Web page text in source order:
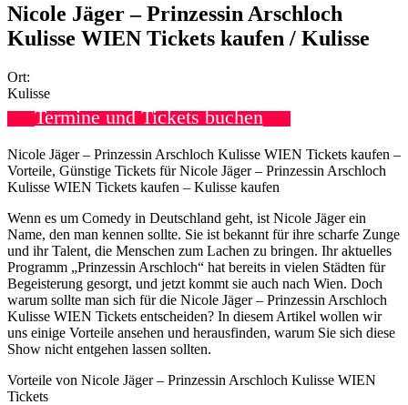
Nicole Jäger – Prinzessin Arschloch
Kulisse WIEN Tickets kaufen / Kulisse
Ort:
Kulisse
Termine und Tickets buchen
Nicole Jäger – Prinzessin Arschloch Kulisse WIEN Tickets kaufen –
Vorteile, Günstige Tickets für Nicole Jäger – Prinzessin Arschloch
Kulisse WIEN Tickets kaufen – Kulisse kaufen
Wenn es um Comedy in Deutschland geht, ist Nicole Jäger ein
Name, den man kennen sollte. Sie ist bekannt für ihre scharfe Zunge
und ihr Talent, die Menschen zum Lachen zu bringen. Ihr aktuelles
Programm „Prinzessin Arschloch“ hat bereits in vielen Städten für
Begeisterung gesorgt, und jetzt kommt sie auch nach Wien. Doch
warum sollte man sich für die Nicole Jäger – Prinzessin Arschloch
Kulisse WIEN Tickets entscheiden? In diesem Artikel wollen wir
uns einige Vorteile ansehen und herausfinden, warum Sie sich diese
Show nicht entgehen lassen sollten.
Vorteile von Nicole Jäger – Prinzessin Arschloch Kulisse WIEN
Tickets